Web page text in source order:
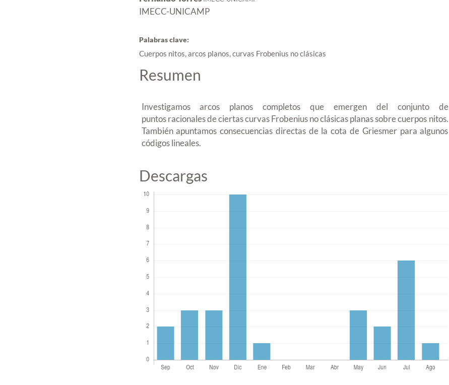
IMECC-UNICAMP
Palabras clave:
Cuerpos nitos, arcos planos, curvas Frobenius no clásicas
Resumen
Investigamos arcos planos completos que emergen del conjunto de
puntos racionales de ciertas curvas Frobenius no clásicas planas sobre cuerpos nitos.
También apuntamos consecuencias directas de la cota de Griesmer para algunos
códigos lineales.
Descargas